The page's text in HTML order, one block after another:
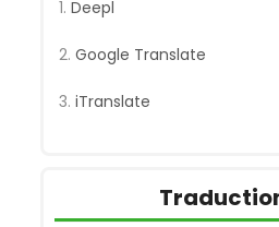
Deepl
Google Translate
iTranslate